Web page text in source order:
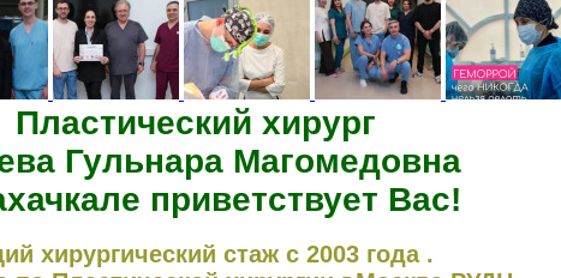
Пластический хирург
Гульнара Магомедовна
приветствует Вас!
хирургический стаж с 2003 года .